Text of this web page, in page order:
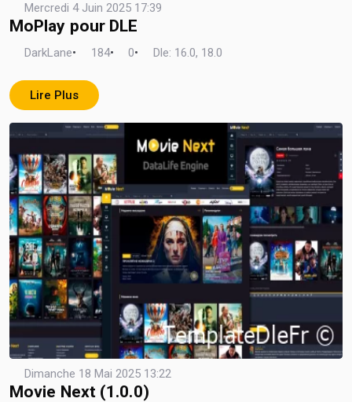
Mercredi 4 Juin 2025 17:39
MoPlay pour DLE
DarkLane• 184• 0• Dle: 16.0, 18.0
Lire Plus
Dimanche 18 Mai 2025 13:22
Movie Next (1.0.0)